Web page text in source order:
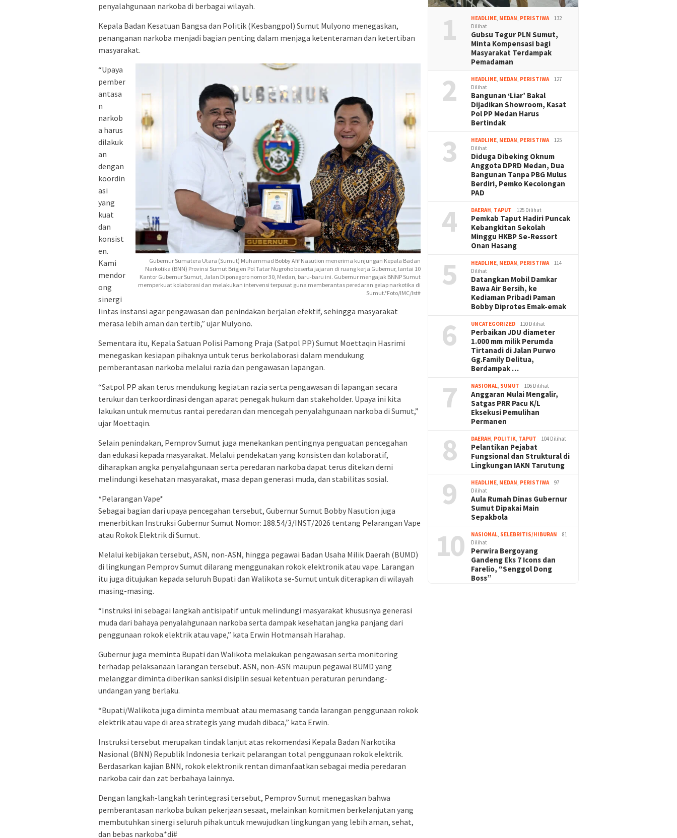
penyalahgunaan narkoba di berbagai wilayah.
Kepala Badan Kesatuan Bangsa dan Politik (Kesbangpol) Sumut Mulyono menegaskan,
penanganan narkoba menjadi bagian penting dalam menjaga ketenteraman dan ketertiban
masyarakat.
Gubernur Sumatera Utara (Sumut) Muhammad Bobby Afif Nasution menerima kunjungan Kepala Badan
Narkotika (BNN) Provinsi Sumut Brigjen Pol Tatar Nugroho beserta jajaran di ruang kerja Gubernur, lantai 10
Kantor Gubernur Sumut, Jalan Diponegoro nomor 30, Medan, baru-baru ini. Gubernur mengajak BNNP Sumut
memperkuat kolaborasi dan melakukan intervensi terpusat guna memberantas peredaran gelap narkotika di
Sumut.*Foto/IMC/Ist#
“Upaya
pember
antasa
n
narkob
a harus
dilakuk
an
dengan
koordin
asi
yang
kuat
dan
konsist
en.
Kami
mendor
ong
sinergi
lintas instansi agar pengawasan dan penindakan berjalan efektif, sehingga masyarakat
merasa lebih aman dan tertib,” ujar Mulyono.
Sementara itu, Kepala Satuan Polisi Pamong Praja (Satpol PP) Sumut Moettaqin Hasrimi
menegaskan kesiapan pihaknya untuk terus berkolaborasi dalam mendukung
pemberantasan narkoba melalui razia dan pengawasan lapangan.
“Satpol PP akan terus mendukung kegiatan razia serta pengawasan di lapangan secara
terukur dan terkoordinasi dengan aparat penegak hukum dan stakeholder. Upaya ini kita
lakukan untuk memutus rantai peredaran dan mencegah penyalahgunaan narkoba di Sumut,”
ujar Moettaqin.
Selain penindakan, Pemprov Sumut juga menekankan pentingnya penguatan pencegahan
dan edukasi kepada masyarakat. Melalui pendekatan yang konsisten dan kolaboratif,
diharapkan angka penyalahgunaan serta peredaran narkoba dapat terus ditekan demi
melindungi kesehatan masyarakat, masa depan generasi muda, dan stabilitas sosial.
*Pelarangan Vape*
Sebagai bagian dari upaya pencegahan tersebut, Gubernur Sumut Bobby Nasution juga
menerbitkan Instruksi Gubernur Sumut Nomor: 188.54/3/INST/2026 tentang Pelarangan Vape
atau Rokok Elektrik di Sumut.
Melalui kebijakan tersebut, ASN, non-ASN, hingga pegawai Badan Usaha Milik Daerah (BUMD)
di lingkungan Pemprov Sumut dilarang menggunakan rokok elektronik atau vape. Larangan
itu juga ditujukan kepada seluruh Bupati dan Walikota se-Sumut untuk diterapkan di wilayah
masing-masing.
“Instruksi ini sebagai langkah antisipatif untuk melindungi masyarakat khususnya generasi
muda dari bahaya penyalahgunaan narkoba serta dampak kesehatan jangka panjang dari
penggunaan rokok elektrik atau vape,” kata Erwin Hotmansah Harahap.
Gubernur juga meminta Bupati dan Walikota melakukan pengawasan serta monitoring
terhadap pelaksanaan larangan tersebut. ASN, non-ASN maupun pegawai BUMD yang
melanggar diminta diberikan sanksi disiplin sesuai ketentuan peraturan perundang-
undangan yang berlaku.
“Bupati/Walikota juga diminta membuat atau memasang tanda larangan penggunaan rokok
elektrik atau vape di area strategis yang mudah dibaca,” kata Erwin.
Instruksi tersebut merupakan tindak lanjut atas rekomendasi Kepala Badan Narkotika
Nasional (BNN) Republik Indonesia terkait pelarangan total penggunaan rokok elektrik.
Berdasarkan kajian BNN, rokok elektronik rentan dimanfaatkan sebagai media peredaran
narkoba cair dan zat berbahaya lainnya.
Dengan langkah-langkah terintegrasi tersebut, Pemprov Sumut menegaskan bahwa
pemberantasan narkoba bukan pekerjaan sesaat, melainkan komitmen berkelanjutan yang
membutuhkan sinergi seluruh pihak untuk mewujudkan lingkungan yang lebih aman, sehat,
dan bebas narkoba.*di#
1 HEADLINE, MEDAN, PERISTIWA
132
Dilihat
Gubsu Tegur PLN Sumut,
Minta Kompensasi bagi
Masyarakat Terdampak
Pemadaman
2 HEADLINE, MEDAN, PERISTIWA
127
Dilihat
Bangunan ‘Liar’ Bakal
Dijadikan Showroom, Kasat
Pol PP Medan Harus
Bertindak
3 HEADLINE, MEDAN, PERISTIWA
125
Dilihat
Diduga Dibeking Oknum
Anggota DPRD Medan, Dua
Bangunan Tanpa PBG Mulus
Berdiri, Pemko Kecolongan
PAD
4 DAERAH, TAPUT 125 Dilihat
Pemkab Taput Hadiri Puncak
Kebangkitan Sekolah
Minggu HKBP Se-Ressort
Onan Hasang
5 HEADLINE, MEDAN, PERISTIWA
114
Dilihat
Datangkan Mobil Damkar
Bawa Air Bersih, ke
Kediaman Pribadi Paman
Bobby Diprotes Emak-emak
6 UNCATEGORIZED 110 Dilihat
Perbaikan JDU diameter
1.000 mm milik Perumda
Tirtanadi di Jalan Purwo
Gg.Family Delitua,
Berdampak …
7 NASIONAL, SUMUT 106 Dilihat
Anggaran Mulai Mengalir,
Satgas PRR Pacu K/L
Eksekusi Pemulihan
Permanen
8 DAERAH, POLITIK, TAPUT 104 Dilihat
Pelantikan Pejabat
Fungsional dan Struktural di
Lingkungan IAKN Tarutung
9 HEADLINE, MEDAN, PERISTIWA
97
Dilihat
Aula Rumah Dinas Gubernur
Sumut Dipakai Main
Sepakbola
10 NASIONAL, SELEBRITIS/HIBURAN
81
Dilihat
Perwira Bergoyang
Gandeng Eks 7 Icons dan
Farelio, “Senggol Dong
Boss”